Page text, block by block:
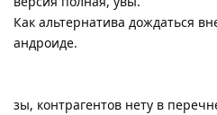
Как альтернатива дождаться
андроиде.
зы, контрагентов нету в